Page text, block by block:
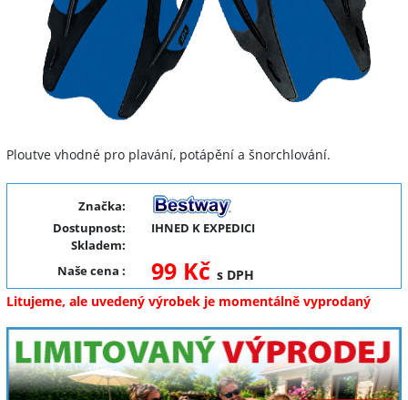
Ploutve vhodné pro plavání, potápění a šnorchlování.
Značka:
Dostupnost:
IHNED K EXPEDICI
Skladem:
Naše cena : 99 Kč s DPH
Litujeme, ale uvedený výrobek je momentálně vyprodaný